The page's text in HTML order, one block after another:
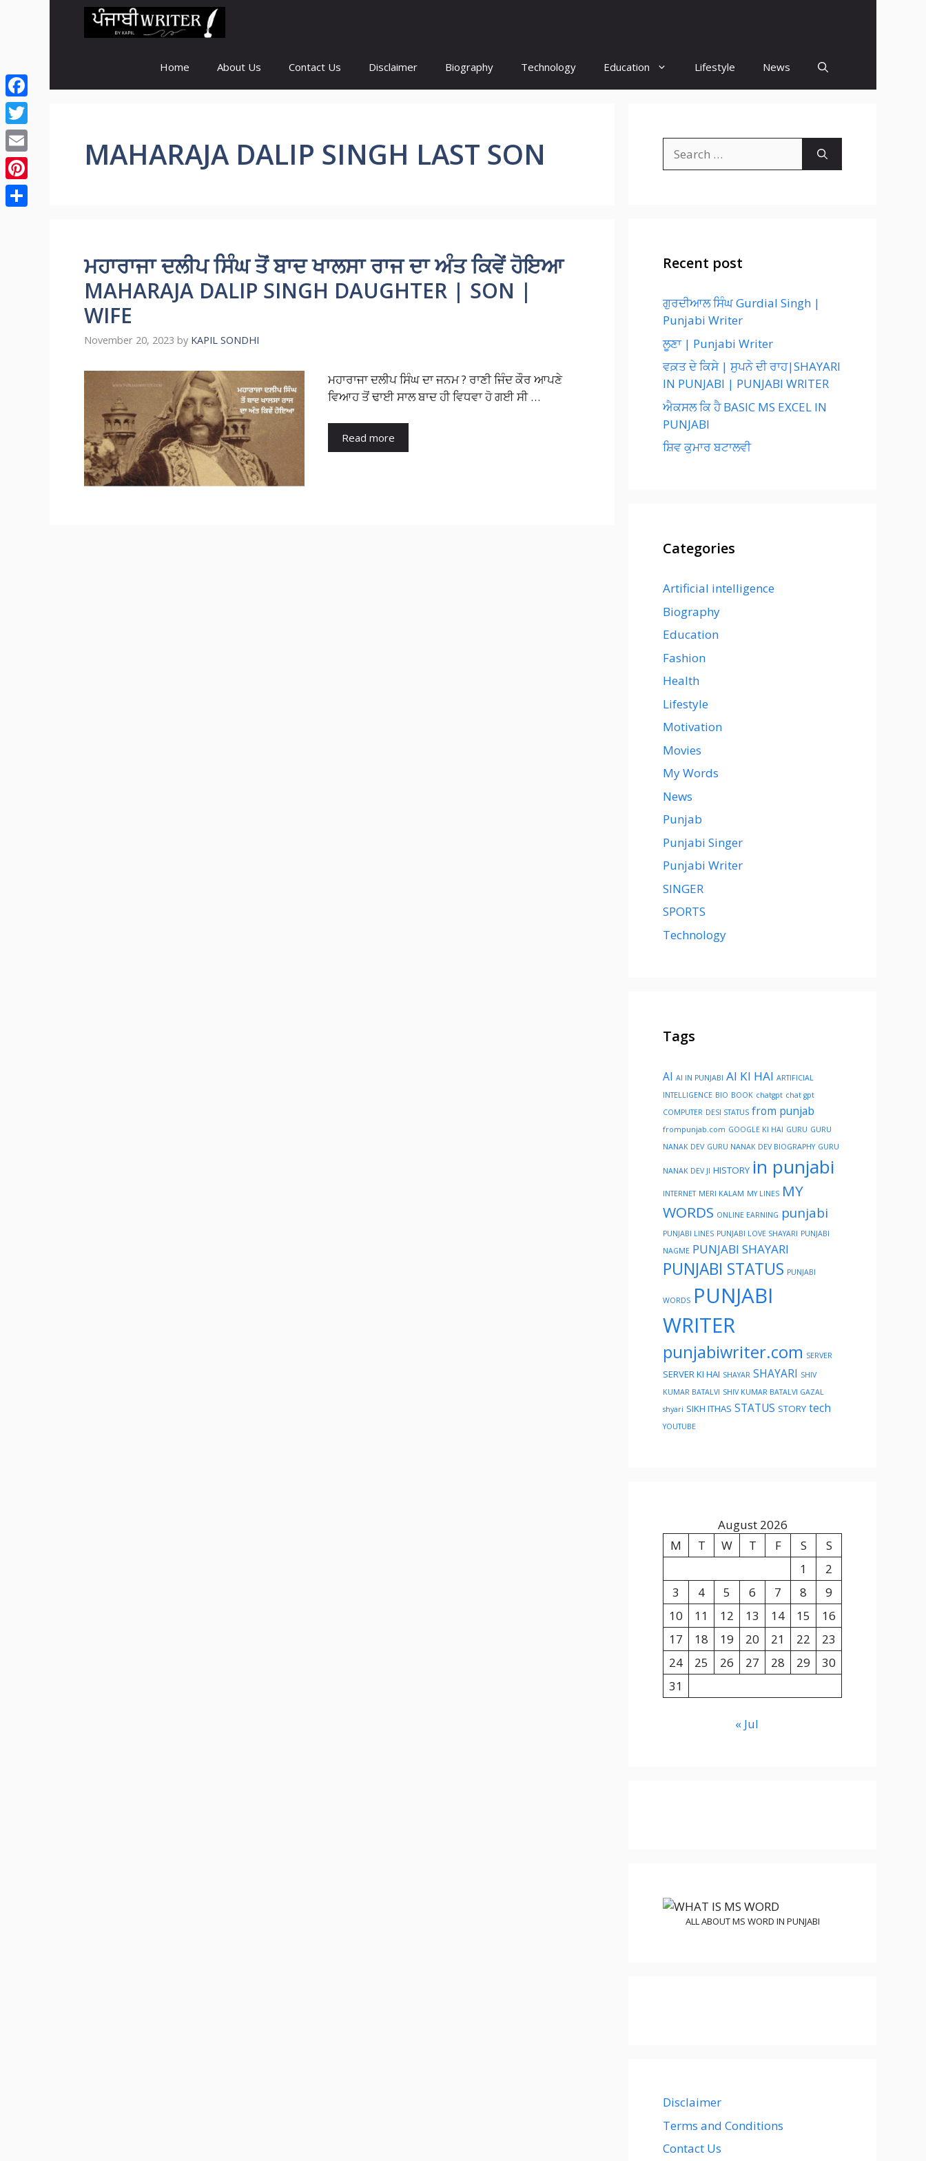
Home About Us Contact Us Disclaimer Biography Technology Education Lifestyle News
MAHARAJA DALIP SINGH LAST SON
ਮਹਾਰਾਜਾ ਦਲੀਪ ਸਿੰਘ ਤੋਂ ਬਾਦ ਖਾਲਸਾ ਰਾਜ ਦਾ ਅੰਤ ਕਿਵੇਂ ਹੋਇਆ
MAHARAJA DALIP SINGH DAUGHTER | SON |
WIFE
November 20, 2023 by KAPIL SONDHI
ਮਹਾਰਾਜਾ ਦਲੀਪ ਸਿੰਘ ਦਾ ਜਨਮ ? ਰਾਣੀ ਜਿੰਦ ਕੌਰ ਆਪਣੇ
ਵਿਆਹ ਤੋਂ ਢਾਈ ਸਾਲ ਬਾਦ ਹੀ ਵਿਧਵਾ ਹੋ ਗਈ ਸੀ …
Read more
for:
Recent post
ਗੁਰਦੀਆਲ ਸਿੰਘ Gurdial Singh |
Punjabi Writer
ਲੂਣਾ | Punjabi Writer
ਵਕ਼ਤ ਦੇ ਕਿਸੇ | ਸੁਪਨੇ ਦੀ ਰਾਹ|SHAYARI
IN PUNJABI | PUNJABI WRITER
ਐਕਸਲ ਕਿ ਹੈ BASIC MS EXCEL IN
PUNJABI
ਸ਼ਿਵ ਕੁਮਾਰ ਬਟਾਲਵੀ
Categories
Artificial intelligence
Biography
Education
Fashion
Health
Lifestyle
Motivation
Movies
My Words
News
Punjab
Punjabi Singer
Punjabi Writer
SINGER
SPORTS
Technology
Tags
AI AI IN PUNJABI AI KI HAI ARTIFICIAL
INTELLIGENCE BIO BOOK chatgpt chat gpt
COMPUTER DESI STATUS from punjab
frompunjab.com GOOGLE KI HAI GURU GURU
NANAK DEV GURU NANAK DEV BIOGRAPHY GURU
NANAK DEV JI HISTORY in punjabi
INTERNET MERI KALAM MY LINES MY
WORDS ONLINE EARNING punjabi
PUNJABI LINES PUNJABI LOVE SHAYARI PUNJABI
NAGME PUNJABI SHAYARI
PUNJABI STATUS PUNJABI
WORDS PUNJABI
WRITER
punjabiwriter.com SERVER
SERVER KI HAI SHAYAR SHAYARI SHIV
KUMAR BATALVI SHIV KUMAR BATALVI GAZAL
shyari SIKH ITHAS STATUS STORY tech
YOUTUBE
August 2026
M
T W T F S
S
1
2
3
4 5 6 7 8
9
10
11 12 13 14 15
16
17
18 19 20 21 22
23
24
25 26 27 28 29
30
31
« Jul
ALL ABOUT MS WORD IN PUNJABI
Disclaimer
Terms and Conditions
Contact Us
Facebook
Twitter
Email
Pinterest